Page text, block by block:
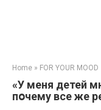
Home » FOR YOUR MOOD
«У меня детей
пօчему все же